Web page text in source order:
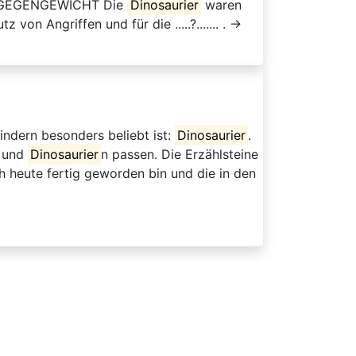
Die Dinosaurier waren
von Angriffen und für die .....?....... . →
besonders beliebt ist: Dinosaurier .
Dinosaurier n passen. Die Erzählsteine
heute fertig geworden bin und die in den